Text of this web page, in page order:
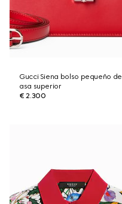
Gucci Siena bolso pequeño de
asa superior
€ 2.300